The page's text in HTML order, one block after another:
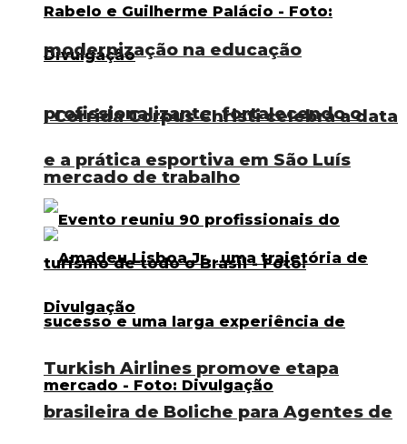
I Corrida Corpus Christi celebra a data
e a prática esportiva em São Luís
Turkish Airlines promove etapa
brasileira de Boliche para Agentes de
modernização na educação
profissionalizante, fortalecendo o
mercado de trabalho